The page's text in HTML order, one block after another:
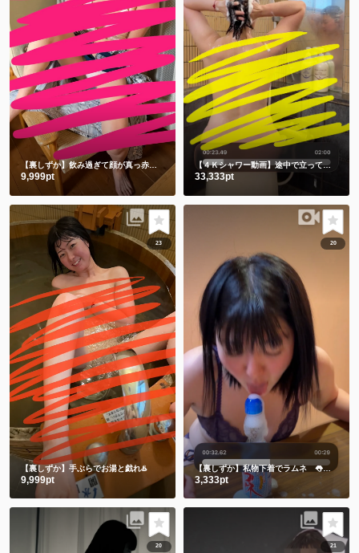
【裏しずか】飲み過ぎて顔が真っ赤な浴衣しずかです
9,999pt
【４Ｋシャワー動画】途中で立ってごめんなさい🙇‍♀️撮影忘れてました🫣
33,333pt
23
【裏しずか】手ぶらでお湯と戯れ♨️
9,999pt
20
【裏しずか】私物下着でラムネ 👅舌でお迎え👅
3,333pt
20 21